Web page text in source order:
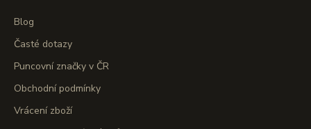
Blog
Časté dotazy
Puncovní značky v ČR
Obchodní podmínky
Vrácení zboží